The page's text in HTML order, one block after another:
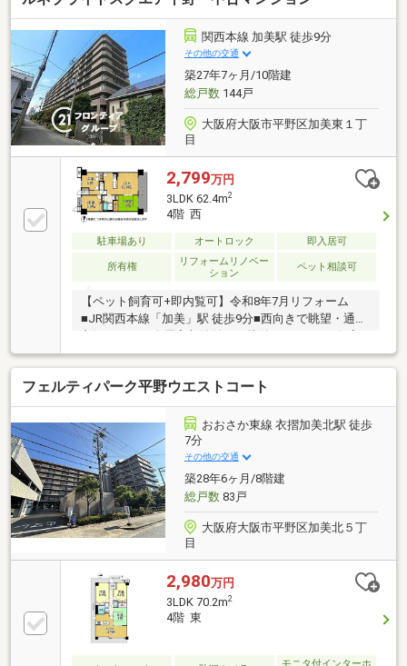
関西本線 加美駅 徒歩9分
その他の交通
築27年7ヶ月/10階建
総戸数144戸
大阪府大阪市平野区加美東１丁
目
2,799万円
3LDK 62.4m2
4階 西
駐車場あり オートロック 即入居可
所有権
リフォームリノベー
ション
ペット相談可
【ペット飼育可+即内覧可】令和8年7月リフォーム
■JR関西本線「加美」駅 徒歩9分■西向きで眺望・通風
良好な3LDK■全居室収納付きで片付けもスムーズ■家
族との会話が弾む対面式キッチン
フェルティパーク平野ウエストコート
おおさか東線 衣摺加美北駅 徒歩
7分
その他の交通
築28年6ヶ月/8階建
総戸数83戸
大阪府大阪市平野区加美北５丁
目
2,980万円
3LDK 70.2m2
4階 東
モニタ付インターホ